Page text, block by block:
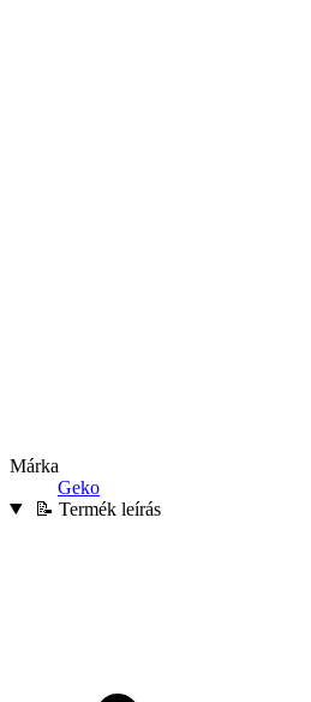
Márka
Geko
📝 Termék leírás